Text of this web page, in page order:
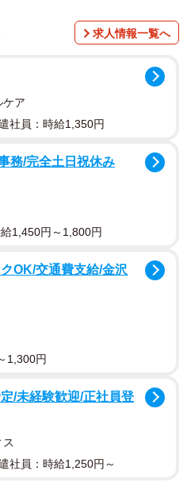
藤原実資（演・秋山竜次さ
ています。
では、昨夜、七壇御修法（七
されています。比叡山の天
たちが宮中に護摩壇を築き
、次のようにおっしゃった
すに、其の後、御心地、極
に候ずる女、気色、相誤
く、「御読経・御修法の霊
求人情報一覧へ
ケア
社員：時給1,350円
務/完全土日祝休み
1,450円～1,800円
OK/交通費支給/金沢
1,300円
/未経験歓迎/正社員登
社員：時給1,250円～